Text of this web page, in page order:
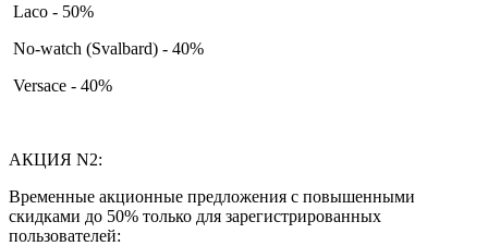
Laco - 50%
No-watch (Svalbard) - 40%
Versace - 40%
АКЦИЯ N2:
Временные акционные предложения с повышенными
скидками до 50% только для зарегистрированных
пользователей: